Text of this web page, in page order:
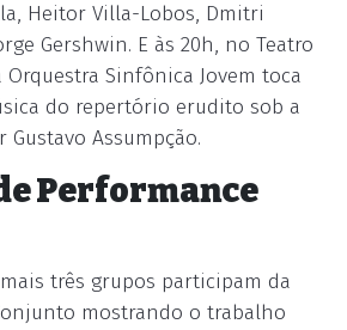
Heitor Villa-Lobos, Dmitri
Gershwin. E às 20h, no Teatro
Orquestra Sinfônica Jovem toca
do repertório erudito sob a
Assumpção.
Performance
três grupos participam da
mostrando o trabalho